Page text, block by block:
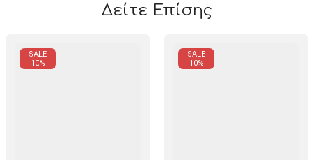
Δείτε Επίσης
SALE
10%
SALE
10%